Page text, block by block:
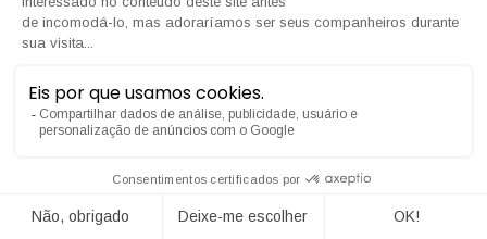
Agglomération urbaine
« Pour mesurer concrètement le report
aménagements, la collectivité a déployé des
capteurs Kiomda sur ses axes mixtes. Les